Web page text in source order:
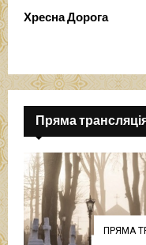
Хресна Дорога
Пряма
ПРЯМА